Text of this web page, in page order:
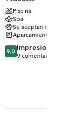
Villabassa
Piscina
Spa
Se aceptan mascotas
Aparcamiento incluido
9.0
sobre
9,0 Impresionante
9 comentarios